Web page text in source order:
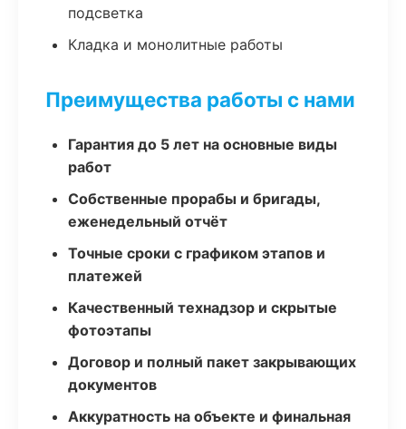
подсветка
Кладка и монолитные работы
Преимущества работы с нами
Гарантия до 5 лет на основные виды
работ
Собственные прорабы и бригады,
еженедельный отчёт
Точные сроки с графиком этапов и
платежей
Качественный технадзор и скрытые
фотоэтапы
Договор и полный пакет закрывающих
документов
Аккуратность на объекте и финальная